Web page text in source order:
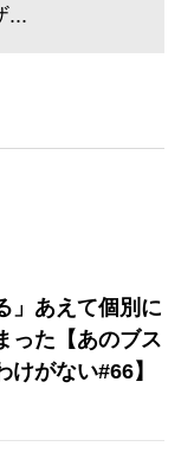
...
」あえて個別に
った【あのブス
がない#66】